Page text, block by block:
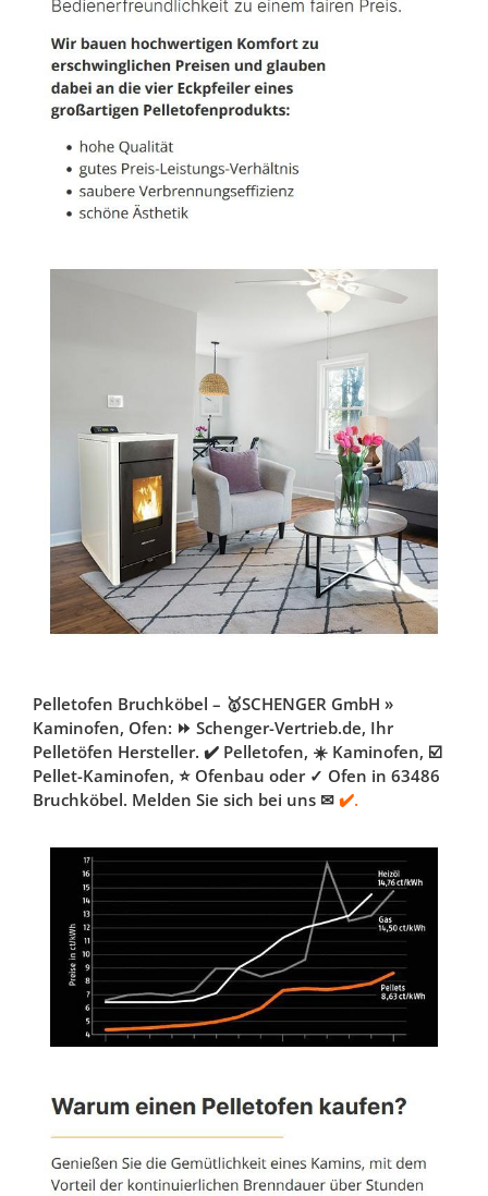
Pelletofen Bruchköbel – 🥇SCHENGER GmbH »
Kaminofen, Ofen: ⏩ Schenger-Vertrieb.de, Ihr
Pelletöfen Hersteller. ✔️ Pelletofen, ☀️ Kaminofen, ☑️
Pellet-Kaminofen, ⭐ Ofenbau oder ✓ Ofen in 63486
Bruchköbel. Melden Sie sich bei uns ✉ ✔️.